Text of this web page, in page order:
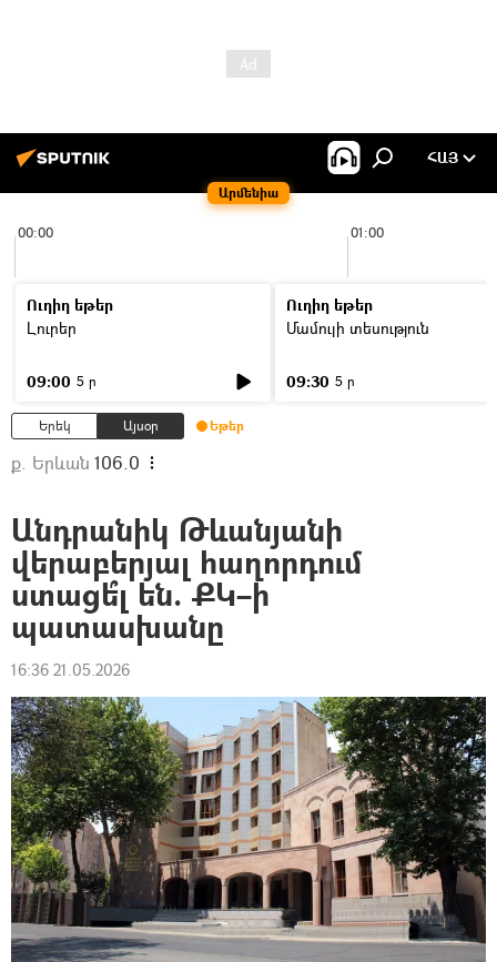
Արմենիա
ՀԱՅ
00:00 01:00
Ուղիղ եթեր
Լուրեր
09:00 5 ր
Ուղիղ եթեր
Մամուլի տեսություն
09:30 5 ր
Երեկ Այսօր Եթեր
ք. Երևան 106.0
Անդրանիկ Թևանյանի
վերաբերյալ հաղորդում
ստացե՞լ են. ՔԿ–ի
պատասխանը
16:36 21.05.2026